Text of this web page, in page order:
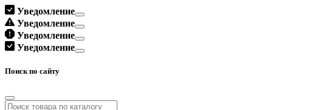
Уведомление
Уведомление
Уведомление
Уведомление
Поиск по сайту